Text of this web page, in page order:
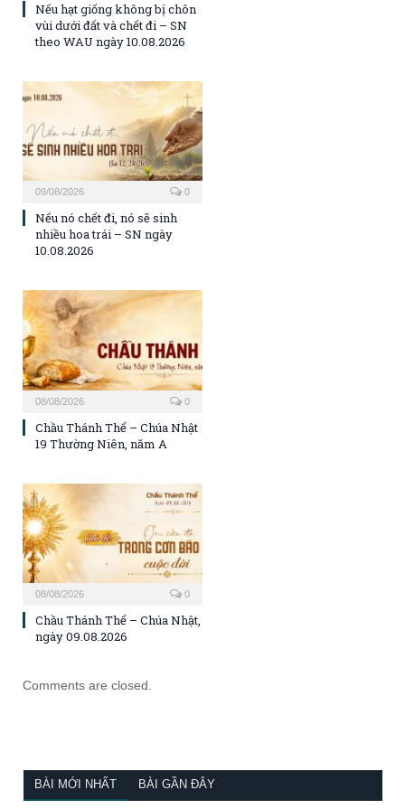
Nếu hạt giống không bị chôn
vùi dưới đất và chết đi – SN
theo WAU ngày 10.08.2026
09/08/2026 0
Nếu nó chết đi, nó sẽ sinh
nhiều hoa trái – SN ngày
10.08.2026
08/08/2026 0
Chầu Thánh Thể – Chúa Nhật
19 Thường Niên, năm A
08/08/2026 0
Chầu Thánh Thể – Chúa Nhật,
ngày 09.08.2026
Comments are closed.
BÀI MỚI NHẤT BÀI GẦN ĐÂY